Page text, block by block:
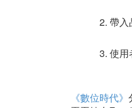
2. 帶
3. 使
《數位時代》